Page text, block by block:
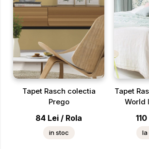
Tapet Rasch colectia
Prego
84 Lei / Rola
in stoc
Tapet
World
110
la